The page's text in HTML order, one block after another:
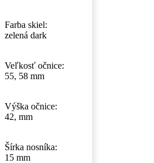
Farba skiel:
zelená dark
Veľkosť očnice:
55, 58 mm
Výška očnice:
42, mm
Šírka nosníka:
15 mm